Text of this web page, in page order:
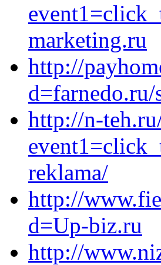
marketing.ru
http://
http://n-
reklama/
http://
d=Up-biz.ru
http://